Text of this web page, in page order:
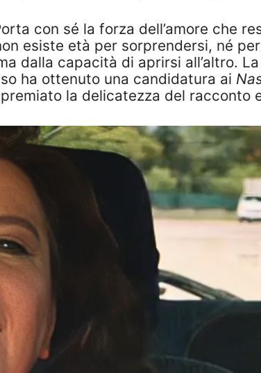
con sé la forza dell’amore che
esiste età per sorprendersi, né
dalla capacità di aprirsi all’altro.
ha ottenuto una candidatura ai
la delicatezza del racconto